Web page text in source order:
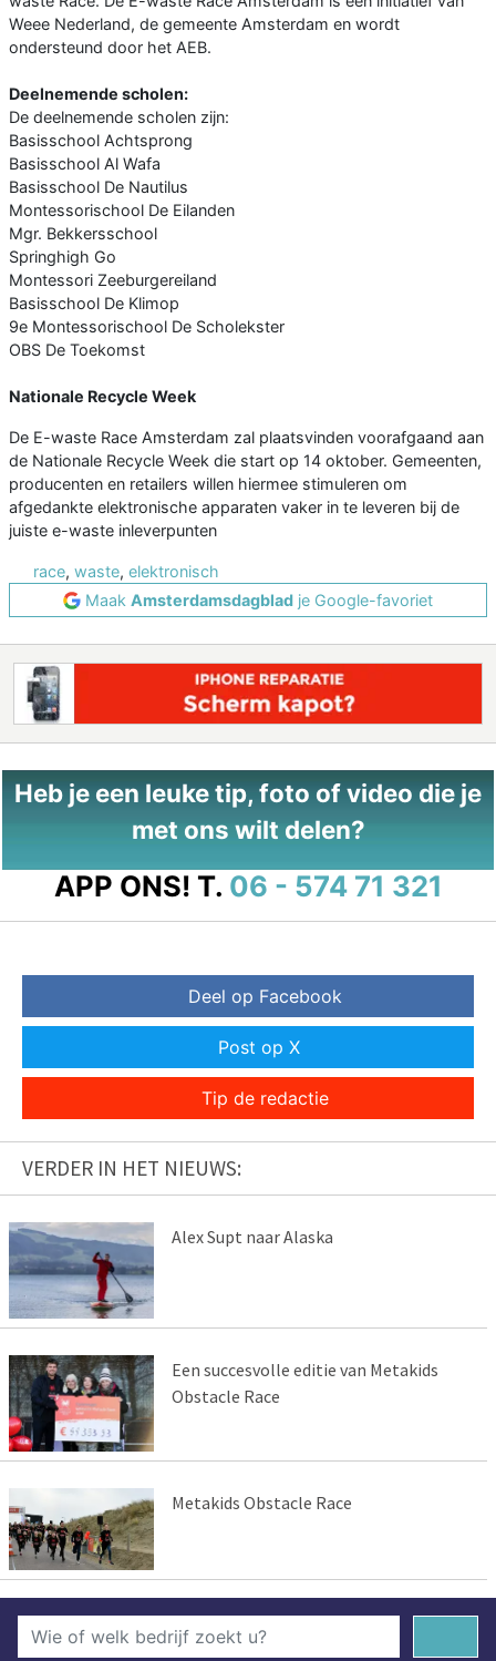
Weee Nederland, de gemeente Amsterdam en wordt
ondersteund door het AEB.
Deelnemende scholen:
De deelnemende scholen zijn:
Basisschool Achtsprong
Basisschool Al Wafa
Basisschool De Nautilus
Montessorischool De Eilanden
Mgr. Bekkersschool
Springhigh Go
Montessori Zeeburgereiland
Basisschool De Klimop
9e Montessorischool De Scholekster
OBS De Toekomst
Nationale Recycle Week
De E-waste Race Amsterdam zal plaatsvinden voorafgaand aan
de Nationale Recycle Week die start op 14 oktober. Gemeenten,
producenten en retailers willen hiermee stimuleren om
afgedankte elektronische apparaten vaker in te leveren bij de
juiste e-waste inleverpunten
race, waste, elektronisch
Maak Amsterdamsdagblad je Google-favoriet
Heb je een leuke tip, foto of video die je
met ons wilt delen?
APP ONS! T. 06 - 574 71 321
Deel op Facebook
Post op X
Tip de redactie
VERDER IN HET NIEUWS:
Alex Supt naar Alaska
Een succesvolle editie van Metakids
Obstacle Race
Metakids Obstacle Race